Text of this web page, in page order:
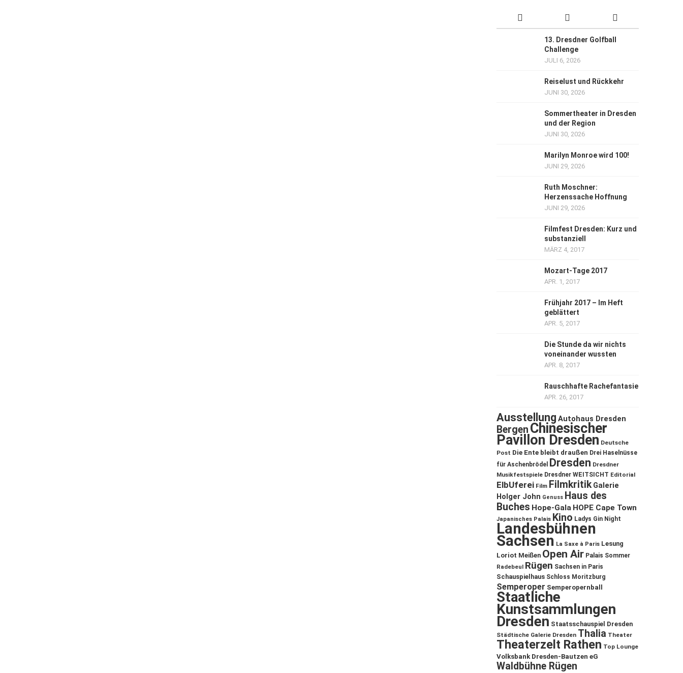
13. Dresdner Golfball
Challenge
JULI 6, 2026
Reiselust und Rückkehr
JUNI 30, 2026
Sommertheater in Dresden
und der Region
JUNI 30, 2026
Marilyn Monroe wird 100!
JUNI 29, 2026
Ruth Moschner:
Herzenssache Hoffnung
JUNI 29, 2026
Filmfest Dresden: Kurz und
substanziell
MÄRZ 4, 2017
Mozart-Tage 2017
APR. 1, 2017
Frühjahr 2017 – Im Heft
geblättert
APR. 5, 2017
Die Stunde da wir nichts
voneinander wussten
APR. 8, 2017
Rauschhafte Rachefantasie
APR. 26, 2017
Ausstellung Autohaus Dresden
Bergen Chinesischer
Pavillon Dresden Deutsche
Post Die Ente bleibt draußen Drei Haselnüsse
für Aschenbrödel
Dresden Dresdner
Musikfestspiele Dresdner WEITSICHT Editorial
ElbUferei Film Filmkritik Galerie
Holger John Genuss Haus des
Buches Hope-Gala HOPE Cape Town
Japanisches Palais Kino Ladys Gin Night
Landesbühnen
Sachsen La Saxe à Paris Lesung
Loriot Meißen Open Air Palais Sommer
Radebeul Rügen Sachsen in Paris
Schauspielhaus Schloss Moritzburg
Semperoper Semperopernball
Staatliche
Kunstsammlungen
Dresden Staatsschauspiel Dresden
Städtische Galerie Dresden Thalia Theater
Theaterzelt Rathen Top Lounge
Volksbank Dresden-Bautzen eG
Waldbühne Rügen